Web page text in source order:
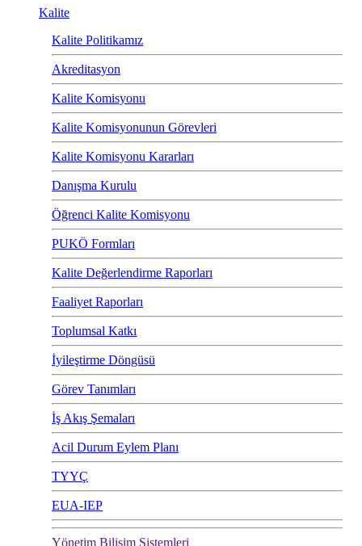
Kalite
Kalite Politikamız
Akreditasyon
Kalite Komisyonu
Kalite Komisyonunun Görevleri
Kalite Komisyonu Kararları
Danışma Kurulu
Öğrenci Kalite Komisyonu
PUKÖ Formları
Kalite Değerlendirme Raporları
Faaliyet Raporları
Toplumsal Katkı
İyileştirme Döngüsü
Görev Tanımları
İş Akış Şemaları
Acil Durum Eylem Planı
TYYÇ
EUA-IEP
Yönetim Bilişim Sistemleri